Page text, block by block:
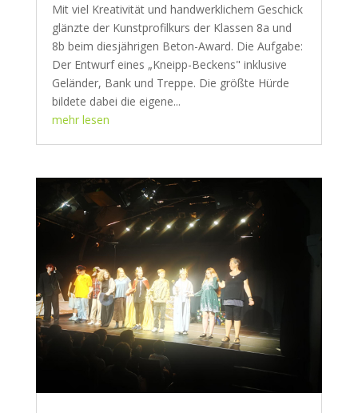
Mit viel Kreativität und handwerklichem Geschick
glänzte der Kunstprofilkurs der Klassen 8a und
8b beim diesjährigen Beton-Award. Die Aufgabe:
Der Entwurf eines „Kneipp-Beckens" inklusive
Geländer, Bank und Treppe. Die größte Hürde
bildete dabei die eigene...
mehr lesen